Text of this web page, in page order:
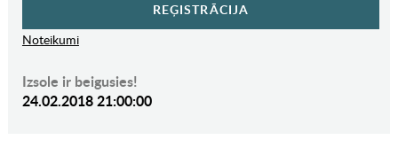
REĢISTRĀCIJA
Noteikumi
Izsole ir beigusies!
24.02.2018 21:00:00